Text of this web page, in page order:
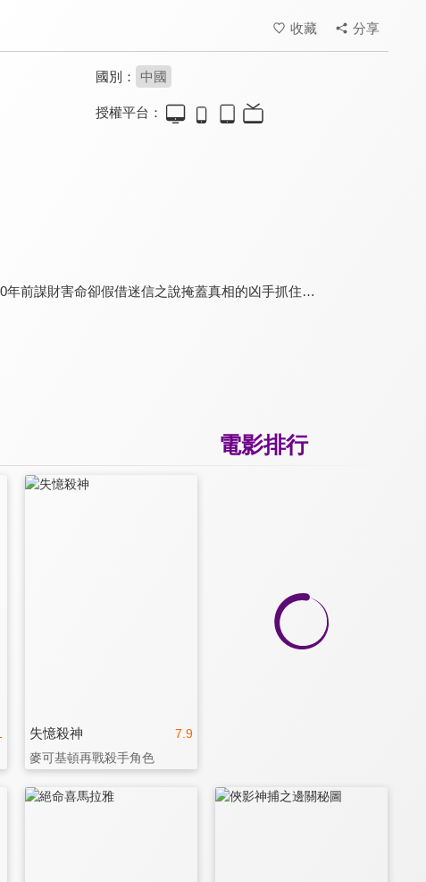
收藏 分享
國別： 中國
授權平台：
年前謀財害命卻假借迷信之說掩蓋真相的凶手抓住…
電影排行
7.9
失憶殺神
麥可基頓再戰殺手角色